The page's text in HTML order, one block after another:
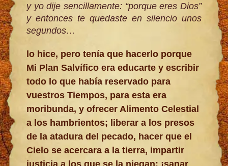
y yo dije sencillamente: “porque eres Dios”
y entonces te quedaste en silencio unos
segundos…
lo hice, pero tenía que hacerlo porque
Mi Plan Salvífico era educarte y escribir
todo lo que había reservado para
vuestros Tiempos, para esta era
moribunda, y ofrecer Alimento Celestial
a los hambrientos; liberar a los presos
de la atadura del pecado, hacer que el
Cielo se acercara a la tierra, impartir
justicia a los que se la niegan; ¡sanar